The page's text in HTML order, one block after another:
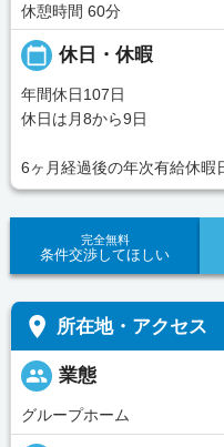
休憩時間 60分
calendar_today 休日・休暇
年間休日107日
休日は月8から9日
6ヶ月経過後の年次有給休暇
完全無料
条件交渉してほしい
place 所在地・アクセス
people 業態
グループホーム